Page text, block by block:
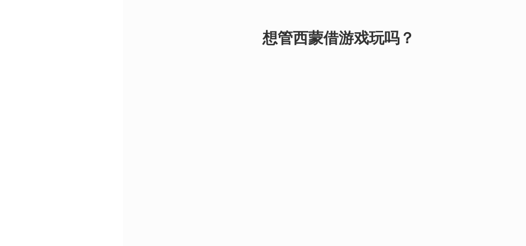
想管西蒙借游戏玩吗？